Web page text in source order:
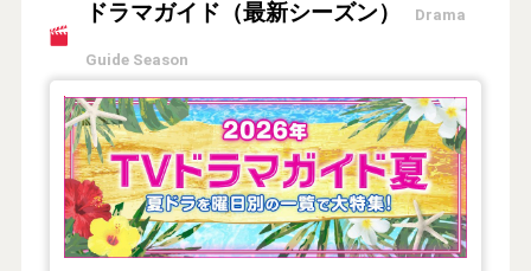
ドラマガイド（最新シーズン） Drama
Guide Season
【2026年夏】TVドラマガイド